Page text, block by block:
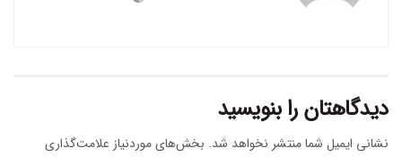
دیدگاهتان را بنویسید
نشانی ایمیل شما منتشر نخواهد شد. بخش‌های موردنیاز علامت‌گذاری